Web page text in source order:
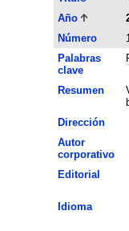
Año
Número
Palabras
clave
Resumen
Dirección
Autor
corporativo
Editorial
Idioma